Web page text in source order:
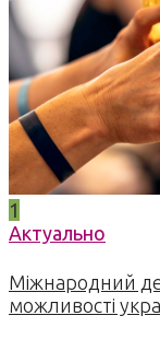
1
Актуально
Міжнародний
можливості